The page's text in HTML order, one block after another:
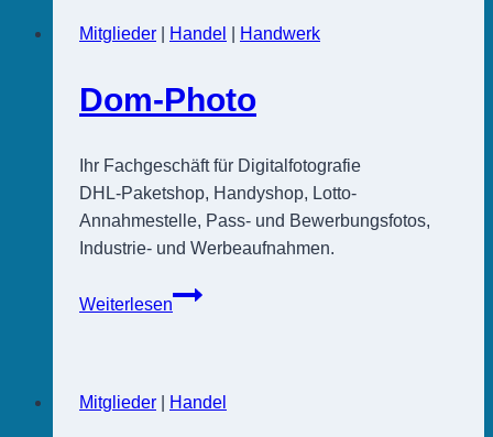
Mitglieder Handel Handwerk
Dom-Photo
Ihr Fachgeschäft für Digitalfotografie
DHL-Paketshop, Handyshop, Lotto-
Annahmestelle, Pass- und Bewerbungsfotos,
Industrie- und Werbeaufnahmen.
Weiterlesen
Dom-
Mitglieder Handel